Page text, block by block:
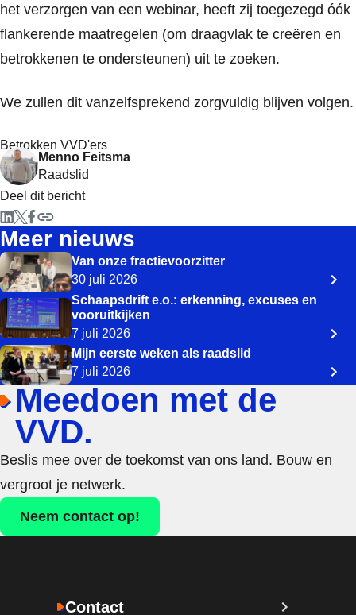
het verzorgen van een webinar, heeft zij toegezegd óók
flankerende maatregelen (om draagvlak te creëren en
betrokkenen te ondersteunen) uit te zoeken.
We zullen dit vanzelfsprekend zorgvuldig blijven volgen.
Betrokken VVD'ers
Menno Feitsma
Raadslid
Deel dit bericht
Meer nieuws
Van onze fractievoorzitter
30 juli 2026
Schaapsdrift e.o.: erkenning, excuses en
vooruitkijken
7 juli 2026
Mijn eerste weken als raadslid
7 juli 2026
Meedoen met de
VVD.
Beslis mee over de toekomst van ons land. Bouw en
vergroot je netwerk.
Neem contact op!
Contact